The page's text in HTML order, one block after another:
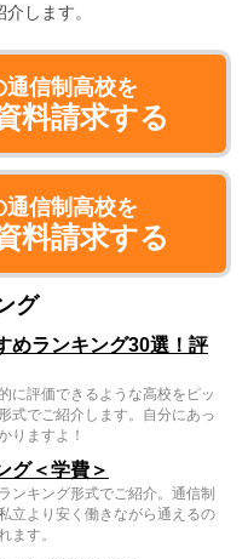
します。
通信制高校を
料請求する
通信制高校を
料請求する
グ
めランキング30選！評
に評価できるような高校をピッ
式でご紹介します。自分にあっ
りますよ！
グ＜学費＞
ンキング形式でご紹介。通信制
立より安く働きながら通えるの
ます。